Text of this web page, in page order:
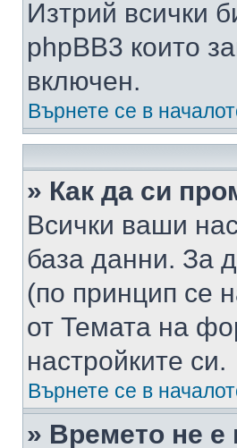
Изтрий всички
phpBB3 които
включен.
Върнете се в
» Как да си
Всички ваши
база данни. За
(по принцип се
от Темата на
настройките си.
Върнете се в
» Времето не е